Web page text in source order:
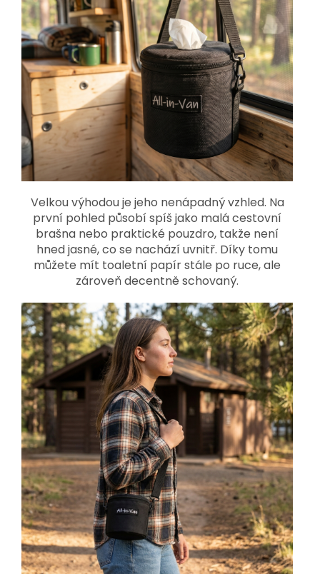
Velkou výhodou je jeho nenápadný vzhled. Na
první pohled působí spíš jako malá cestovní
brašna nebo praktické pouzdro, takže není
hned jasné, co se nachází uvnitř. Díky tomu
můžete mít toaletní papír stále po ruce, ale
zároveň decentně schovaný.